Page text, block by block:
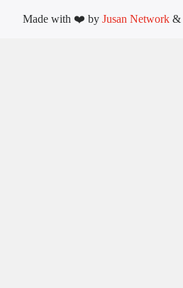
Made with ❤️ by Jusan Network &